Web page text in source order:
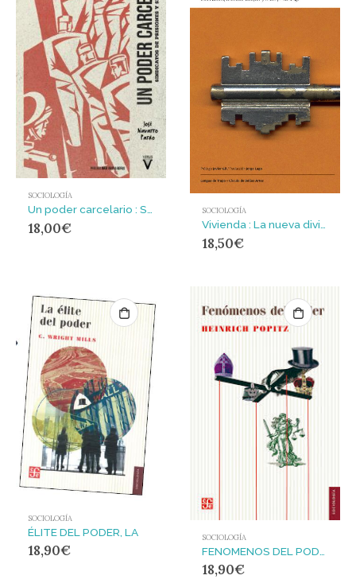
SOCIOLOGÍA
18,00€
SOCIOLOGÍA
18,50€
SOCIOLOGÍA
ÉLITE DEL PODER, LA
18,90€
SOCIOLOGÍA
18,90€